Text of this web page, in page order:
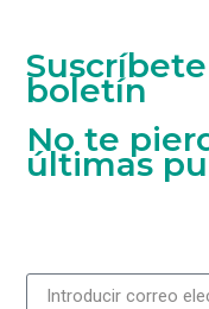
boletín
No te
últimas